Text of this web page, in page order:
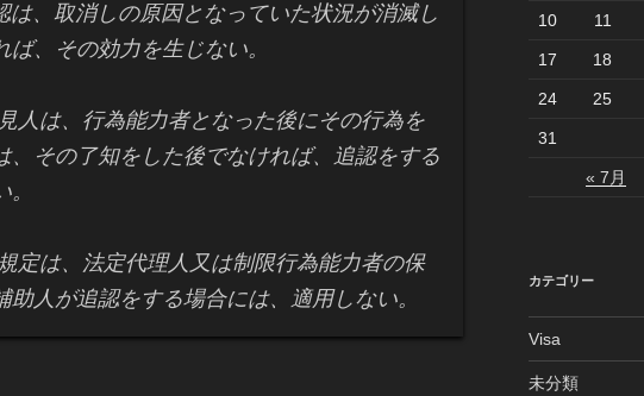
、取消しの原因となっていた状況が消滅し
ば、その効力を生じない。
は、行為能力者となった後にその行為を
、その了知をした後でなければ、追認をする
は、法定代理人又は制限行為能力者の保
助人が追認をする場合には、適用しない。
« 7月
10 11
17 18
24 25
31
カテゴリー
Visa
未分類